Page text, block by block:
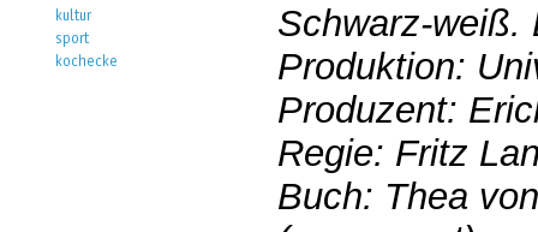
Schwarz-weiß.
Produktion:
Produzent:
Regie: Fritz
Buch: Thea